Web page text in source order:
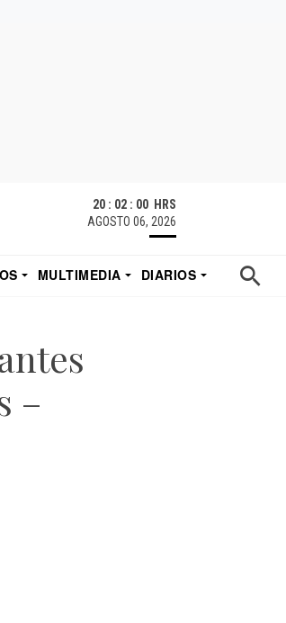
20 : 02 : 00 HRS
AGOSTO 06, 2026
MULTIMEDIA
DIARIOS
–